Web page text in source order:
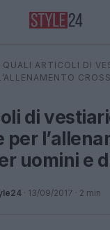
QUALI ARTICOLI DI
di
per
uomini e
· 13/09/2017 · 2 min